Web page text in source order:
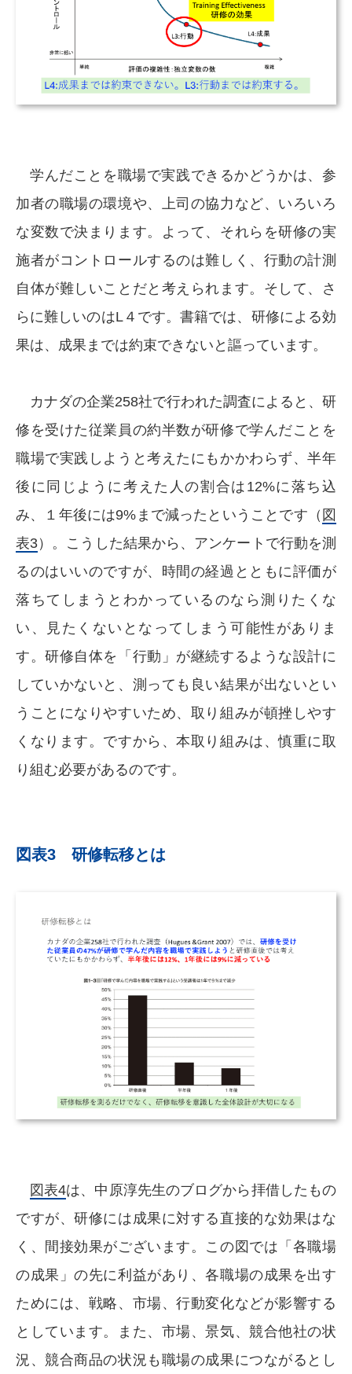
学んだことを職場で実践できるかどうかは、参
加者の職場の環境や、上司の協力など、いろいろ
な変数で決まります。よって、それらを研修の実
施者がコントロールするのは難しく、行動の計測
自体が難しいことだと考えられます。そして、さ
らに難しいのはL４です。書籍では、研修による効
果は、成果までは約束できないと謳っています。
カナダの企業258社で行われた調査によると、研
修を受けた従業員の約半数が研修で学んだことを
職場で実践しようと考えたにもかかわらず、半年
後に同じように考えた人の割合は12%に落ち込
み、１年後には9%まで減ったということです（ 図
表3）。こうした結果から、アンケートで行動を測
るのはいいのですが、時間の経過とともに評価が
落ちてしまうとわかっているのなら測りたくな
い、見たくないとなってしまう可能性がありま
す。研修自体を「行動」が継続するような設計に
していかないと、測っても良い結果が出ないとい
うことになりやすいため、取り組みが頓挫しやす
くなります。ですから、本取り組みは、慎重に取
り組む必要があるのです。
図表3 研修転移とは
図表4は、中原淳先生のブログから拝借したもの
ですが、研修には成果に対する直接的な効果はな
く、間接効果がございます。この図では「各職場
の成果」の先に利益があり、各職場の成果を出す
ためには、戦略、市場、行動変化などが影響する
としています。また、市場、景気、競合他社の状
況、競合商品の状況も職場の成果につながるとし